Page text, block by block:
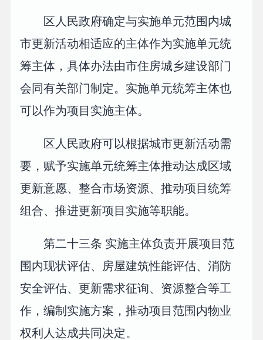
区人民政府确定与实施单元范围内城
市更新活动相适应的主体作为实施单元统
筹主体，具体办法由市住房城乡建设部门
会同有关部门制定。实施单元统筹主体也
可以作为项目实施主体。
区人民政府可以根据城市更新活动需
要，赋予实施单元统筹主体推动达成区域
更新意愿、整合市场资源、推动项目统筹
组合、推进更新项目实施等职能。
第二十三条 实施主体负责开展项目范
围内现状评估、房屋建筑性能评估、消防
安全评估、更新需求征询、资源整合等工
作，编制实施方案，推动项目范围内物业
权利人达成共同决定。